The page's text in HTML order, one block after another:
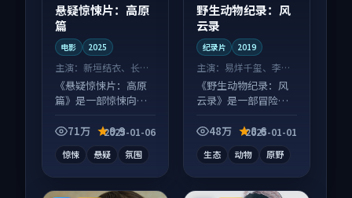
悬疑惊悚片：高原
篇
电影 2025
主演： 新垣结衣、长泽
雅美 等
《悬疑惊悚片：高原
篇》是一部惊悚向电
线，配乐与镜头配合
71万 9.9
2025-01-06
惊悚 悬疑 氛围
野生动物纪录：风
云录
纪录片 2019
主演： 易烊千玺、李现
等
《野生动物纪录：风
云录》是一部冒险向
素齐全，观感爽快不
48万 8.6
2025-01-01
生态 动物 原野